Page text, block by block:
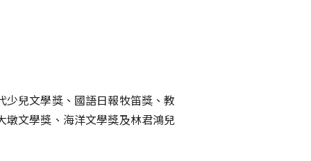
兒文學獎、國語日報牧笛獎、教
文學獎、海洋文學獎及林君鴻兒